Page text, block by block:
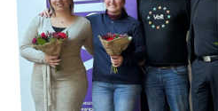
Mitmachen